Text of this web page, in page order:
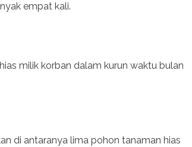
empat kali.
milik korban dalam kurun waktu bulan
di antaranya lima pohon tanaman hias